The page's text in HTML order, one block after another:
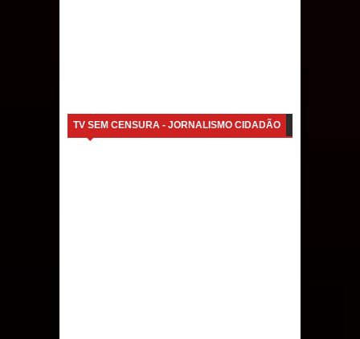
TV SEM CENSURA - JORNALISMO CIDADÃO